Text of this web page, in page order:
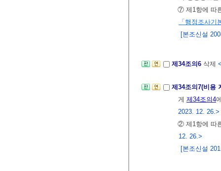
⑦ 제1항에 따
「행정조사기
[본조신설
제34조의6 삭제
제34조의7(비용
게 제34조의4
2023. 12. 26.>
② 제1항에 따
12. 26.>
[본조신설